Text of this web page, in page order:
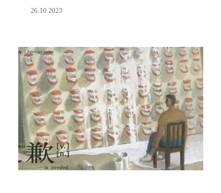
26.10.2023